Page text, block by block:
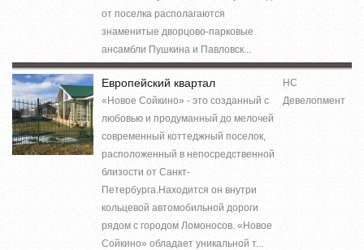
от поселка располагаются
знаменитые дворцово-парковые
ансамбли Пушкина и Павловск...
Европейский квартал
«Новое Сойкино» - это созданный с
любовью и продуманный до мелочей
современный коттеджный поселок,
расположенный в непосредственной
близости от Санкт-
Петербурга.Находится он внутри
кольцевой автомобильной дороги
рядом с городом Ломоносов. «Новое
Сойкино» обладает уникальной т...
НС
Девелопмент